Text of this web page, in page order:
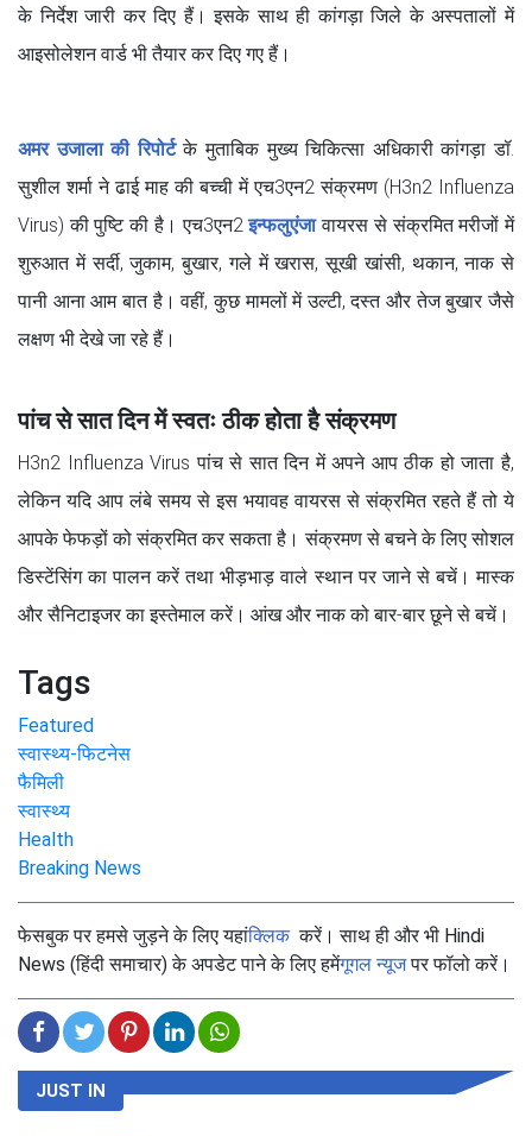
के निर्देश जारी कर दिए हैं। इसके साथ ही कांगड़ा जिले के अस्पतालों में
आइसोलेशन वार्ड भी तैयार कर दिए गए हैं।
अमर उजाला की रिपोर्ट के मुताबिक मुख्य चिकित्सा अधिकारी कांगड़ा डॉ.
सुशील शर्मा ने ढाई माह की बच्ची में एच3एन2 संक्रमण (H3n2 Influenza
Virus) की पुष्टि की है। एच3एन2इन्फलुएंजावायरस से संक्रमित मरीजों में
शुरुआत में सर्दी, जुकाम, बुखार, गले में खरास, सूखी खांसी, थकान, नाक से
पानी आना आम बात है। वहीं, कुछ मामलों में उल्टी, दस्त और तेज बुखार जैसे
लक्षण भी देखे जा रहे हैं।
पांच से सात दिन में स्वतः ठीक होता है संक्रमण
H3n2 Influenza Virus पांच से सात दिन में अपने आप ठीक हो जाता है,
लेकिन यदि आप लंबे समय से इस भयावह वायरस से संक्रमित रहते हैं तो ये
आपके फेफड़ों को संक्रमित कर सकता है। संक्रमण से बचने के लिए सोशल
डिस्टेंसिंग का पालन करें तथा भीड़भाड़ वाले स्थान पर जाने से बचें। मास्क
और सैनिटाइजर का इस्तेमाल करें। आंख और नाक को बार-बार छूने से बचें।
Tags
Featured
स्वास्थ्य-फिटनेस
फैमिली
स्वास्थ्य
Health
Breaking News
फेसबुक पर हमसे जुड़ने के लिए यहांक्लिककरें। साथ ही और भी Hindi
News (हिंदी समाचार) के अपडेट पाने के लिए हमेंगूगल न्यूजपर फॉलो करें।
JUST IN